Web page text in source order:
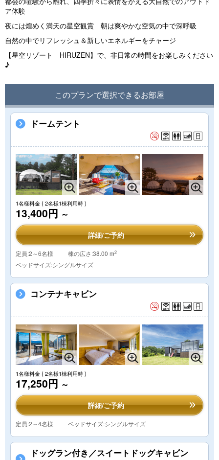
ア体験
夜には煌めく満天の星空観賞 朝は爽やかな空気の中で深呼吸
自然の中でリフレッシュ＆新しいエネルギーをチャージ
【星空リゾート HIRUZEN】で、非日常の時間をお楽しみください
♪
このプランで選択できるお部屋
ドームテント
1名様料金( 2名様1棟利用時 )
13,400円 ～
詳細/ご予約
定員:2～6名様 棟の広さ:38.00 m2
ベッドサイズ:シングルサイズ
コンテナキャビン
1名様料金( 2名様1棟利用時 )
17,250円 ～
詳細/ご予約
定員:2～4名様 ベッドサイズ:シングルサイズ
ドッグラン付き／スイートドッグキャビン